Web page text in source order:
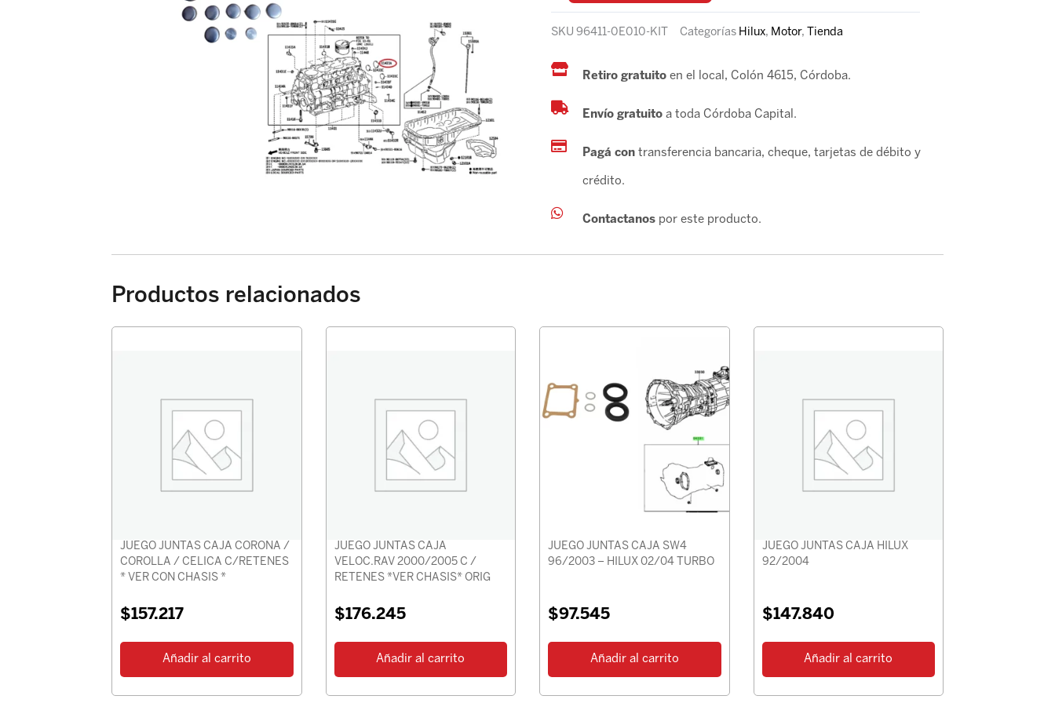
SKU 96411-0E010-KIT Categorías Hilux, Motor, Tienda
Retiro gratuito en el local, Colón 4615, Córdoba.
Envío gratuitoa toda Córdoba Capital.
Pagá contransferencia bancaria, cheque, tarjetas de débito y
crédito.
Contactanospor este producto.
Productos relacionados
JUEGO JUNTAS CAJA CORONA /
COROLLA / CELICA C/RETENES
* VER CON CHASIS *
$157.217
Añadir al carrito
JUEGO JUNTAS CAJA
VELOC.RAV 2000/2005 C /
RETENES *VER CHASIS* ORIG
$176.245
Añadir al carrito
JUEGO JUNTAS CAJA SW4
96/2003 – HILUX 02/04 TURBO
$97.545
Añadir al carrito
JUEGO JUNTAS CAJA HILUX
92/2004
$147.840
Añadir al carrito